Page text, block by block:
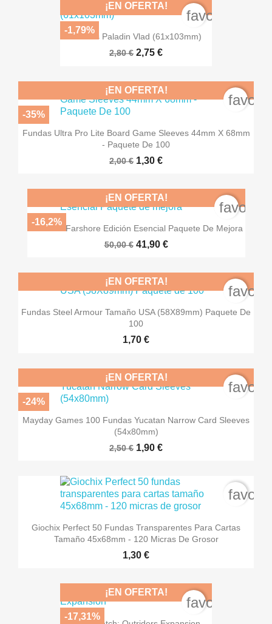
Fundas Paladin Vlad (61x103mm)
2,80 € 2,75 €
¡EN OFERTA!
-1,79%
Fundas Ultra Pro Lite Board Game Sleeves 44mm X 68mm
- Paquete De 100
2,00 € 1,30 €
¡EN OFERTA!
-35%
Everdell: Farshore Edición Esencial Paquete De Mejora
50,00 € 41,90 €
¡EN OFERTA!
-16,2%
Fundas Steel Armour Tamaño USA (58X89mm) Paquete De
100
1,70 €
¡EN OFERTA!
Mayday Games 100 Fundas Yucatan Narrow Card Sleeves
(54x80mm)
2,50 € 1,90 €
¡EN OFERTA!
-24%
Giochix Perfect 50 Fundas Transparentes Para Cartas
Tamaño 45x68mm - 120 Micras De Grosor
1,30 €
¡EN OFERTA!
-17,31%